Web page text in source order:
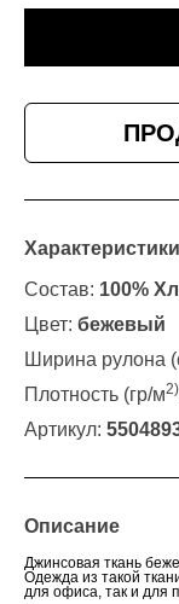
Характеристики
Состав: 100%
Цвет: бежевый
Ширина рулона
Плотность (гр/м2)
Артикул:
Описание
Джинсовая ткань
Одежда из такой
для офиса, так и для